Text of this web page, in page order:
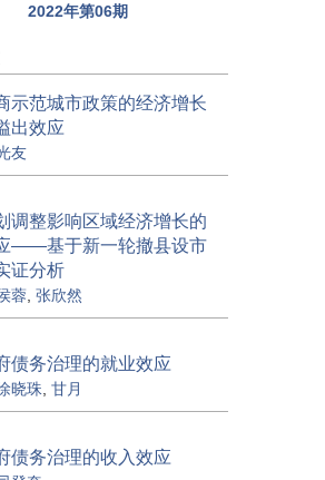
2022年第06期
示范城市政策的经济增长
出效应
友
调整影响区域经济增长的
——基于新一轮撤县设市
证分析
蓉, 张欣然
债务治理的就业效应
晓珠 甘月
债务治理的收入效应